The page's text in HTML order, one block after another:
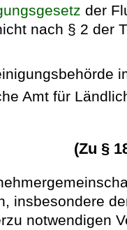
der
nach § 2 der
Amt für
(Zu §
insbesondere
notwendigen